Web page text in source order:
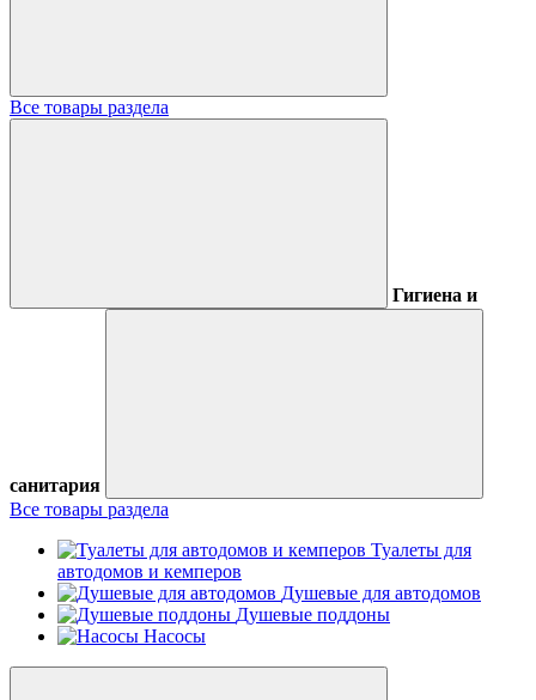
Все товары раздела
Гигиена и
санитария
Все товары раздела
Туалеты для
автодомов и кемперов
Душевые для автодомов
Душевые поддоны
Насосы